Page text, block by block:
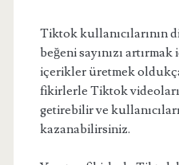
Tiktok kullanıcılarının
beğeni sayınızı
içerikler üretmek
fikirlerle Tiktok
getirebilir ve
kazanabilirsiniz.